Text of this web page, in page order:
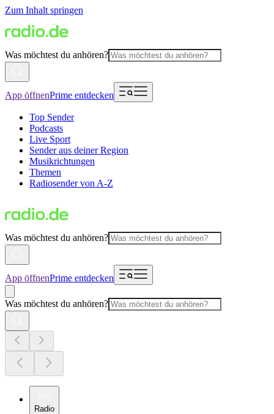
Zum Inhalt springen
Was möchtest du anhören?
App öffnenPrime entdecken
Top Sender
Podcasts
Live Sport
Sender aus deiner Region
Musikrichtungen
Themen
Radiosender von A-Z
Was möchtest du anhören?
App öffnenPrime entdecken
Was möchtest du anhören?
Radio